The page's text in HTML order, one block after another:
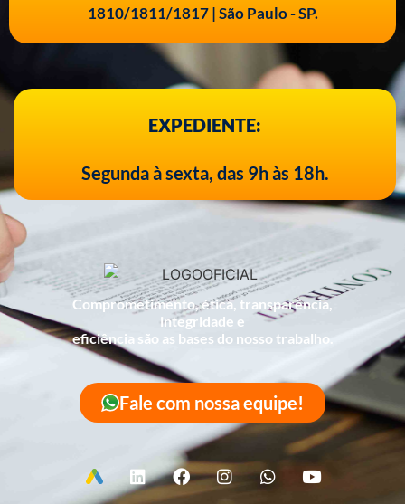
1810/1811/1817 | São Paulo - SP.
EXPEDIENTE:
Segunda à sexta, das 9h às 18h.
Comprometimento, ética, transparência,
integridade e
eficiência são as bases do nosso trabalho.
Fale com nossa equipe!